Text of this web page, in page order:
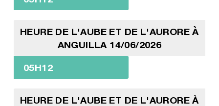
HEURE DE L'AUBE ET DE L'AURORE À
ANGUILLA 14/06/2026
05H12
HEURE DE L'AUBE ET DE L'AURORE À